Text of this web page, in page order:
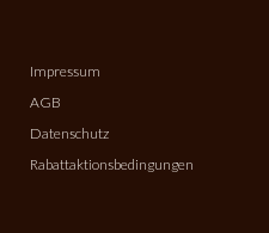
Impressum
AGB
Datenschutz
Rabattaktionsbedingungen